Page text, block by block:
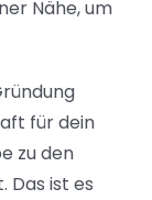
Nähe, um
für dein
zu den
Das ist es